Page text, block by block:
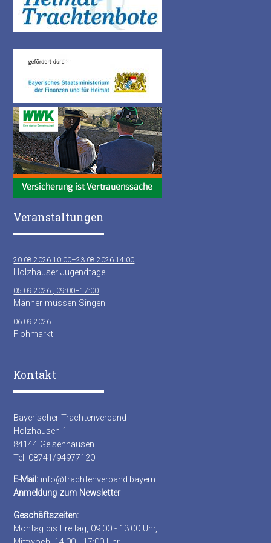
Veranstaltungen
20.08.2026 10:00–23.08.2026 14:00
Holzhauser Jugendtage
05.09.2026 , 09:00–17:00
Männer müssen Singen
06.09.2026
Flohmarkt
Kontakt
Bayerischer Trachtenverband
Holzhausen 1
84144 Geisenhausen
Tel: 08741/94977120
E-Mail: info@trachtenverband.bayern
Anmeldung zum Newsletter
Geschäftszeiten:
Montag bis Freitag, 09:00 - 13:00 Uhr,